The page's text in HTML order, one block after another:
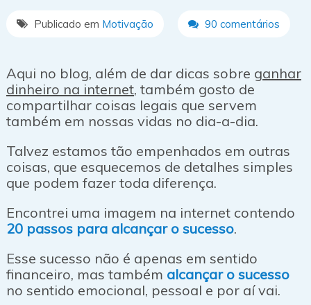
Publicado em Motivação 90 comentários
Aqui no blog, além de dar dicas sobre ganhar
dinheiro na internet, também gosto de
compartilhar coisas legais que servem
também em nossas vidas no dia-a-dia.
Talvez estamos tão empenhados em outras
coisas, que esquecemos de detalhes simples
que podem fazer toda diferença.
Encontrei uma imagem na internet contendo
20 passos para alcançar o sucesso.
Esse sucesso não é apenas em sentido
financeiro, mas também alcançar o sucesso
no sentido emocional, pessoal e por aí vai.